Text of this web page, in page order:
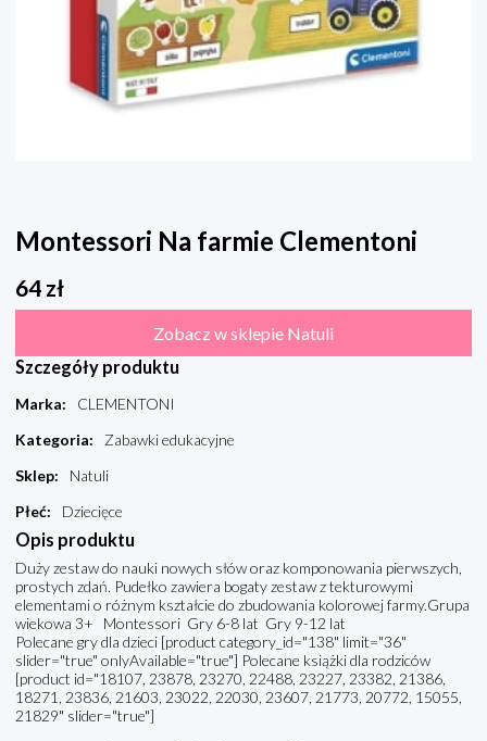
Montessori Na farmie Clementoni
64 zł
Zobacz w sklepie Natuli
Szczegóły produktu
Marka:
CLEMENTONI
Kategoria:
Zabawki edukacyjne
Sklep:
Natuli
Płeć: Dziecięce
Opis produktu
Duży zestaw do nauki nowych słów oraz komponowania pierwszych,
prostych zdań. Pudełko zawiera bogaty zestaw z tekturowymi
elementami o różnym kształcie do zbudowania kolorowej farmy.Grupa
wiekowa 3+ Montessori Gry 6-8 lat Gry 9-12 lat
Polecane gry dla dzieci [product category_id="138" limit="36"
slider="true" onlyAvailable="true"] Polecane książki dla rodziców
[product id="18107, 23878, 23270, 22488, 23227, 23382, 21386,
18271, 23836, 21603, 23022, 22030, 23607, 21773, 20772, 15055,
21829" slider="true"]